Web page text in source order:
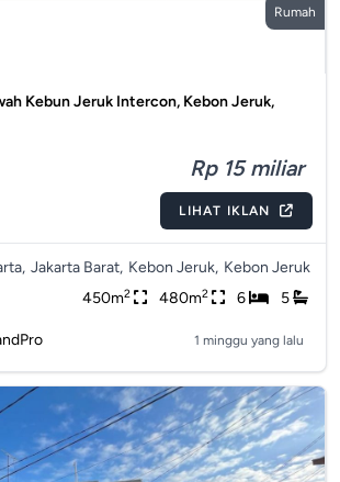
Rumah
Kebun Jeruk Intercon, Kebon Jeruk,
Rp 15 miliar
LIHAT IKLAN
Jakarta Barat, Kebon Jeruk, Kebon Jeruk
450m2 480m2 6 5
1 minggu yang lalu